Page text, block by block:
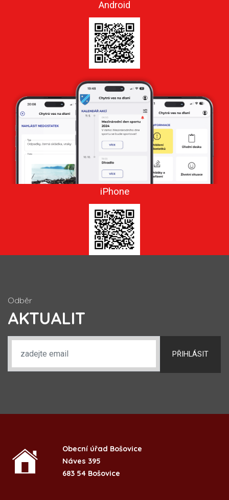
Android
iPhone
Odběr
AKTUALIT
PŘIHLÁSIT
Obecní úřad Bošovice
Náves 395
683 54 Bošovice